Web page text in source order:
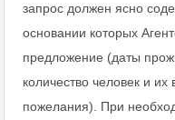
запрос должен ясно
основании которых
предложение (даты
количество человек и
пожелания). При